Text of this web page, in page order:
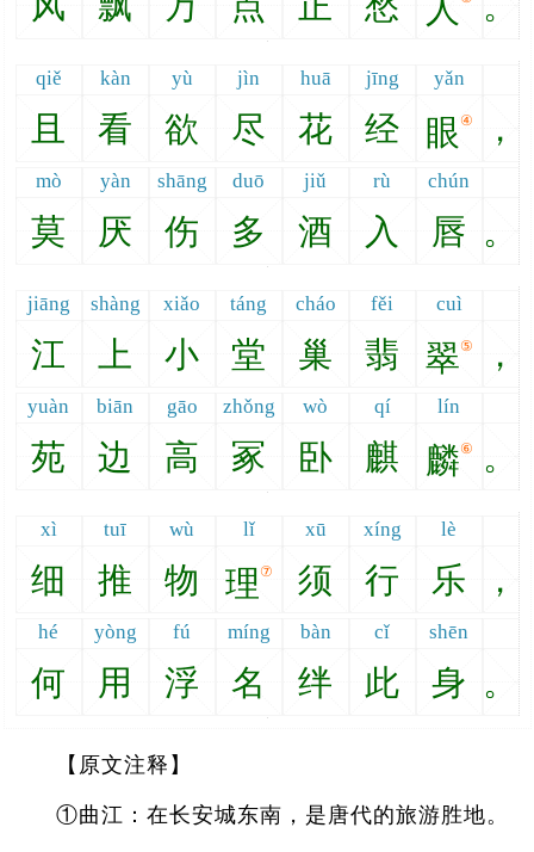
人
qiě kàn yù jìn huā jīng yǎn
且 看 欲 尽 花 经 眼 ④ ，
mò yàn shāng duō jiǔ rù chún
莫 厌 伤 多 酒 入 唇 。
jiāng shàng xiǎo táng cháo fěi cuì
江 上 小 堂 巢 翡 翠⑤ ，
yuàn biān gāo zhǒng wò qí lín
苑 边 高 冢 卧 麒 麟⑥ 。
xì tuī wù lǐ xū xíng lè
细 推 物 理 ⑦ 须 行 乐 ，
hé yòng fú míng bàn cǐ shēn
何 用 浮 名 绊 此 身 。
【原文注释】
①曲江：在长安城东南，是唐代的旅游胜地。